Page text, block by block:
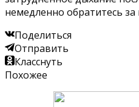
немедленно обратитесь
Поделиться
Отправить
Класснуть
Похожее